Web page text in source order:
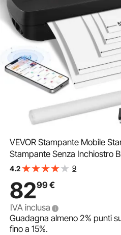
VEVOR Stampante Mobile
Stampante Senza Inchiostro
A4 A5 Compatibile con iOS/
4.2 9
8299€
IVA inclusa
Guadagna almeno2% punti
fino a15%.